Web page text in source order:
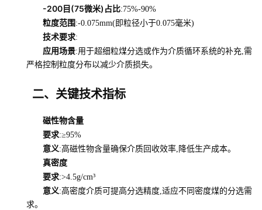
-200目(75微米)占比:75%-90%
粒度范围:-0.075mm(即粒径小于0.075毫米)
技术要求:
应用场景:用于超细粒煤分选或作为介质循环系统的补充,需
严格控制粒度分布以减少介质损失。
二、关键技术指标
磁性物含量
要求:≥95%
意义:高磁性物含量确保介质回收效率,降低生产成本。
真密度
要求:>4.5g/cm³
意义:高密度介质可提高分选精度,适应不同密度煤的分选需
求。